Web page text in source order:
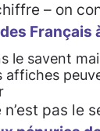
– on
Français
le savent
affiches
n’est pas le